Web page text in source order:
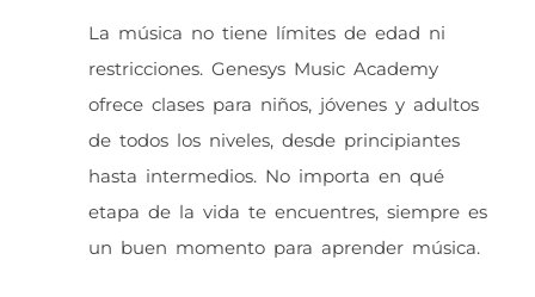
La música no tiene límites de edad ni
restricciones. Genesys Music Academy
ofrece clases para niños, jóvenes y adultos
de todos los niveles, desde principiantes
hasta intermedios. No importa en qué
etapa de la vida te encuentres, siempre es
un buen momento para aprender música.